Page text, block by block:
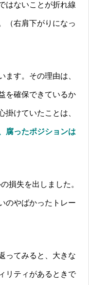
はないことが折れ線
（右肩下がりになっ
ます。その理由は、
を確保できているか
掛けていたことは、
腐ったポジションは
損失を出しました。
のやばかったトレー
ってみると、大きな
リティがあるときで